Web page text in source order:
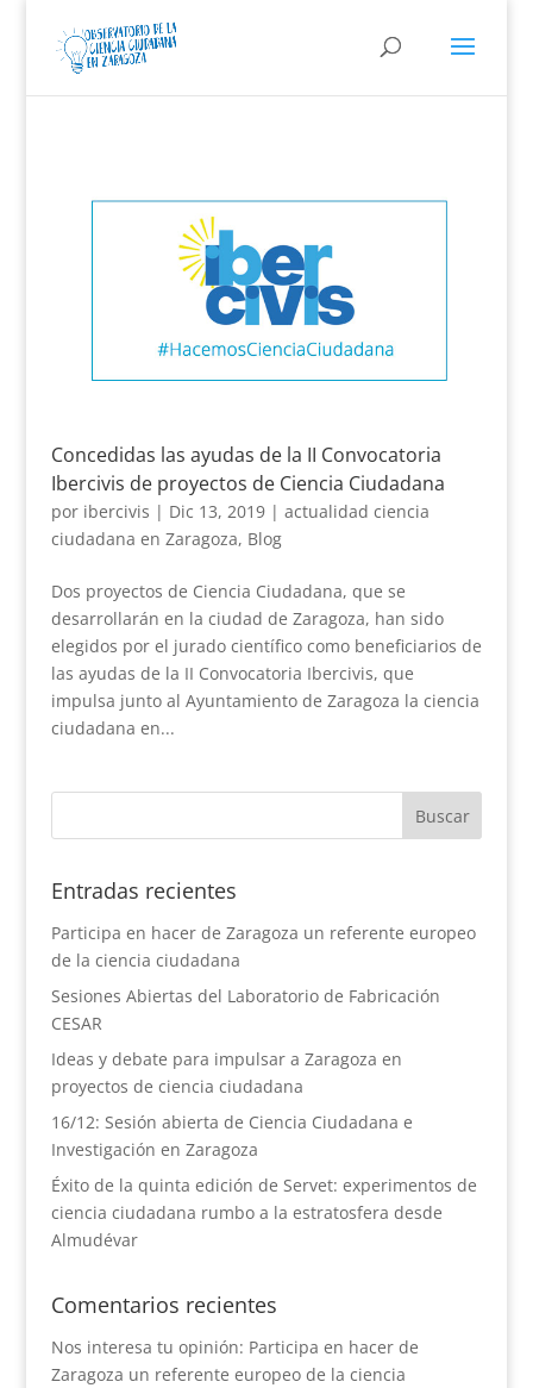
Concedidas las ayudas de la II Convocatoria
Ibercivis de proyectos de Ciencia Ciudadana
por ibercivis | Dic 13, 2019| actualidad ciencia
ciudadana en Zaragoza, Blog
Dos proyectos de Ciencia Ciudadana, que se
desarrollarán en la ciudad de Zaragoza, han sido
elegidos por el jurado científico como beneficiarios de
las ayudas de la II Convocatoria Ibercivis, que
impulsa junto al Ayuntamiento de Zaragoza la ciencia
ciudadana en...
Entradas recientes
Participa en hacer de Zaragoza un referente europeo
de la ciencia ciudadana
Sesiones Abiertas del Laboratorio de Fabricación
CESAR
Ideas y debate para impulsar a Zaragoza en
proyectos de ciencia ciudadana
16/12: Sesión abierta de Ciencia Ciudadana e
Investigación en Zaragoza
Éxito de la quinta edición de Servet: experimentos de
ciencia ciudadana rumbo a la estratosfera desde
Almudévar
Comentarios recientes
Nos interesa tu opinión: Participa en hacer de
Zaragoza un referente europeo de la ciencia